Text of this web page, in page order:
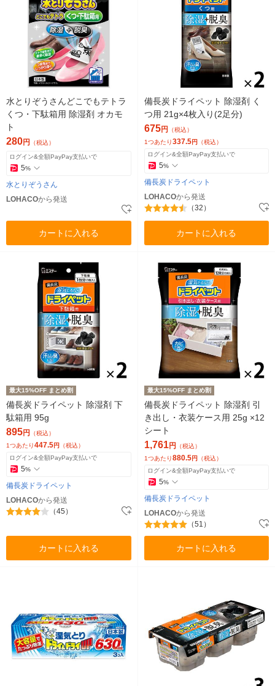
水とりぞうさんどこでもテトラ
くつ・下駄箱用 除湿剤 オカモ
ト
280円 （税込）
ログイン&全額PayPay支払いで
5%
水とりぞうさん
LOHACOから発送
カートに入れる
備長炭ドライペット 除湿剤 く
つ用 21g×4枚入り(2足分)
675円 （税込）
1つあたり337.5円 （税込）
ログイン&全額PayPay支払いで
5%
備長炭ドライペット
LOHACOから発送
（32）
カートに入れる
最大15%OFF まとめ割
備長炭ドライペット 除湿剤 下
駄箱用 95g
895円
（税込）
1つあたり447.5円 （税込）
ログイン&全額PayPay支払いで
5%
備長炭ドライペット
LOHACOから発送
（45）
カートに入れる
最大15%OFF まとめ割
備長炭ドライペット 除湿剤 引
き出し・衣装ケース用 25g ×12
シート
1,761円
（税込）
1つあたり880.5円 （税込）
ログイン&全額PayPay支払いで
5%
備長炭ドライペット
LOHACOから発送
（51）
カートに入れる